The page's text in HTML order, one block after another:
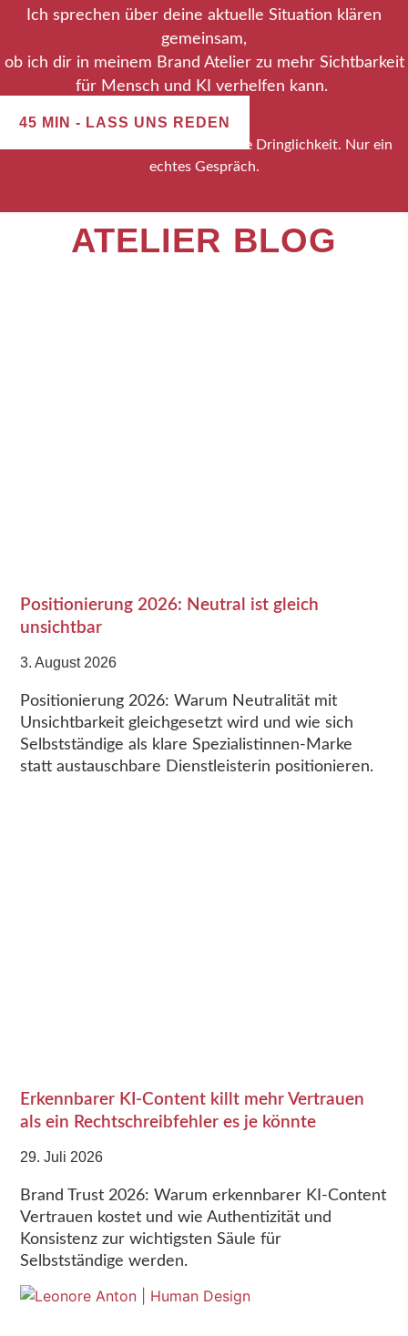
Ich sprechen über deine aktuelle Situation klären
gemeinsam,
ob ich dir in meinem Brand Atelier zu mehr Sichtbarkeit
für Mensch und KI verhelfen kann.
45 MIN - LASS UNS REDEN
Kein Verkaufsdruck. Keine künstliche Dringlichkeit. Nur ein
echtes Gespräch.
ATELIER BLOG
Positionierung 2026: Neutral ist gleich
unsichtbar
3. August 2026
Positionierung 2026: Warum Neutralität mit
Unsichtbarkeit gleichgesetzt wird und wie sich
Selbstständige als klare Spezialistinnen-Marke
statt austauschbare Dienstleisterin positionieren.
Erkennbarer KI-Content killt mehr Vertrauen
als ein Rechtschreibfehler es je könnte
29. Juli 2026
Brand Trust 2026: Warum erkennbarer KI-Content
Vertrauen kostet und wie Authentizität und
Konsistenz zur wichtigsten Säule für
Selbstständige werden.